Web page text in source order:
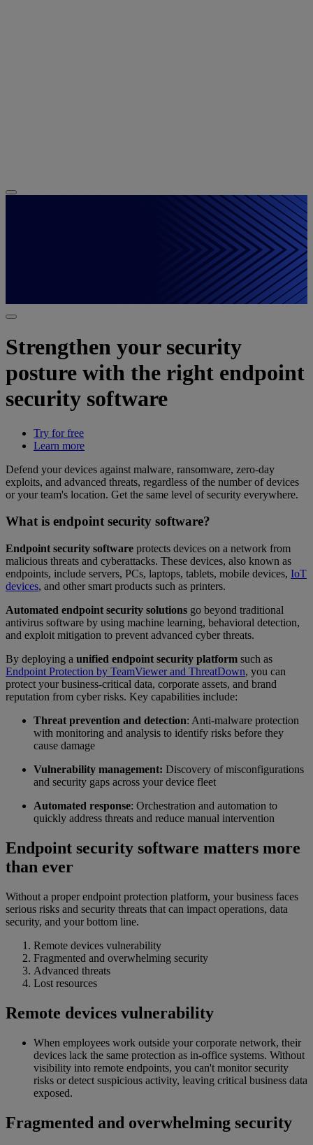
Strengthen your security
posture with the right endpoint
security software
Try for free
Learn more
Defend your devices against malware, ransomware, zero-day
exploits, and advanced threats, regardless of the number of devices
or your team's location. Get the same level of security everywhere.
What is endpoint security software?
Endpoint security software protects devices on a network from
malicious threats and cyberattacks. These devices, also known as
endpoints, include servers, PCs, laptops, tablets, mobile devices, IoT
devices, and other smart products such as printers.
Automated endpoint security solutions go beyond traditional
antivirus software by using machine learning, behavioral detection,
and exploit mitigation to prevent advanced cyber threats.
By deploying a unified endpoint security platform such as
Endpoint Protection by TeamViewer and ThreatDown, you can
protect your business-critical data, corporate assets, and brand
reputation from cyber risks. Key capabilities include:
Threat prevention and detection: Anti-malware protection
with monitoring and analysis to identify risks before they
cause damage
Vulnerability management: Discovery of misconfigurations
and security gaps across your device fleet
Automated response: Orchestration and automation to
quickly address threats and reduce manual intervention
Endpoint security software matters more
than ever
Without a proper endpoint protection platform, your business faces
serious risks and security threats that can impact operations, data
security, and your bottom line.
Remote devices vulnerability
Fragmented and overwhelming security
Advanced threats
Lost resources
Remote devices vulnerability
When employees work outside your corporate network, their
devices lack the same protection as in-office systems. Without
visibility into remote endpoints, you can't monitor security
risks or detect suspicious activity, leaving critical business data
exposed.
Fragmented and overwhelming security